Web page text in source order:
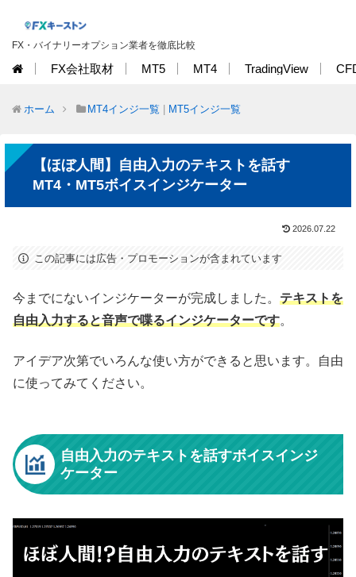
FX・バイナリーオプション業者を徹底比較
FX会社取材 MT5 MT4 TradingView
ホーム MT4インジ一覧 MT5インジ一覧
【ほぼ人間】自由入力のテキストを話す
MT4・MT5ボイスインジケーター
2026.07.22
この記事には広告・プロモーションが含まれています
今までにないインジケーターが完成しました。 テキストを
自由入力すると音声で喋るインジケーターです。
アイデア次第でいろんな使い方ができると思います。自由
に使ってみてください。
自由入力のテキストを話すボイスインジ
ケーター